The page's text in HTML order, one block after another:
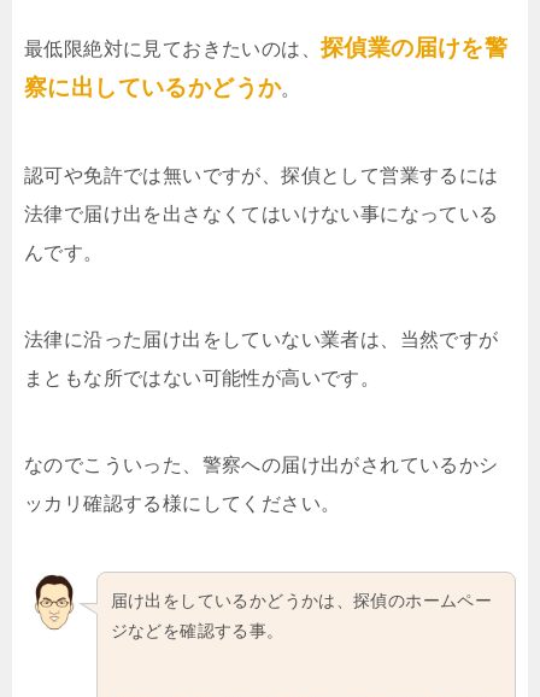
最低限絶対に見ておきたいのは、 探偵業の届けを警
察に出しているかどうか。
認可や免許では無いですが、探偵として営業するには
法律で届け出を出さなくてはいけない事になっている
んです。
法律に沿った届け出をしていない業者は、当然ですが
まともな所ではない可能性が高いです。
なのでこういった、警察への届け出がされているかシ
ッカリ確認する様にしてください。
届け出をしているかどうかは、探偵のホームペー
ジなどを確認する事。